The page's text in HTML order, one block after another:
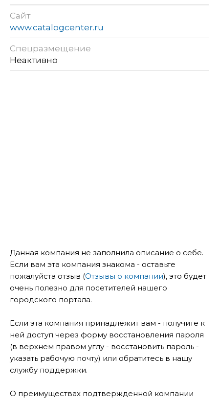
Сайт
www.catalogcenter.ru
Спецразмещение
Неактивно
Данная компания не заполнила описание о себе.
Если вам эта компания знакома - оставьте
пожалуйста отзыв (Отзывы о компании), это будет
очень полезно для посетителей нашего
городского портала.
Если эта компания принадлежит вам - получите к
ней доступ через форму восстановления пароля
(в верхнем правом углу - восстановить пароль -
указать рабочую почту) или обратитесь в нашу
службу поддержки.
О преимуществах подтвержденной компании